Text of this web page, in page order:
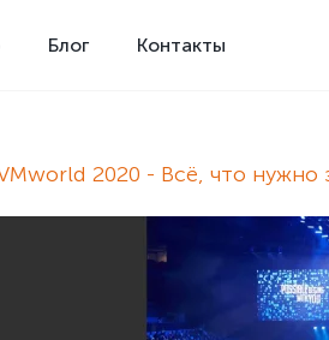
Блог Контакты
2020 - Всё, что нужно